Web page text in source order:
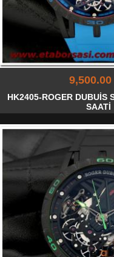
HK2405-ROGER DUBUİS
SAATİ